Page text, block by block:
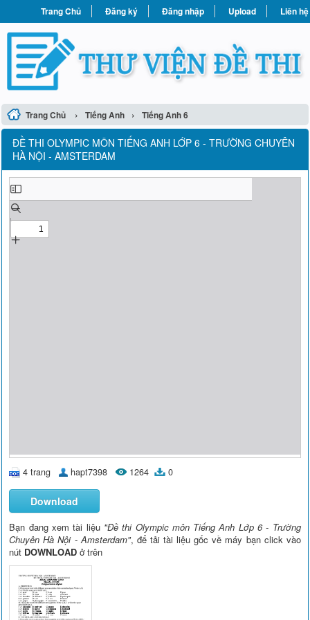
Trang Chủ Đăng ký Đăng nhập Upload Liên hệ
Trang Chủ › Tiếng Anh › Tiếng Anh 6
ĐỀ THI OLYMPIC MÔN TIẾNG ANH LỚP 6 - TRƯỜNG CHUYÊN
HÀ NỘI - AMSTERDAM
4 trang hapt7398 1264 0
Download
Bạn đang xem tài liệu "Đề thi Olympic môn Tiếng Anh Lớp 6 - Trường
Chuyên Hà Nội - Amsterdam", để tải tài liệu gốc về máy bạn click vào
nút DOWNLOAD ở trên